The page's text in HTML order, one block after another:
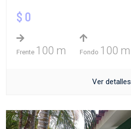
$ 0
Frente 100 m Fondo 100 m
Ver detalles